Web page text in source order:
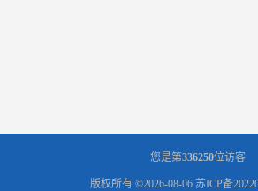
您是第336250位访客
版权所有 ©2026-08-06 苏ICP备